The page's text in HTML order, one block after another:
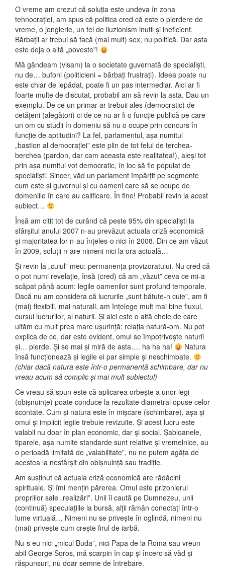
O vreme am crezut că soluția este undeva în zona
tehnocrației, am spus că politica cred că este o pierdere de
vreme, o jonglerie, un fel de iluzionism inutil și ineficient.
Bărbații ar trebui să facă (mai mult) sex, nu politică. Dar asta
este deja o altă „poveste”!
Mă gândeam (visam) la o societate guvernată de specialiști,
nu de… bufoni (politicieni = bărbați frustrați). Ideea poate nu
este chiar de lepădat, poate fi un pas intermediar. Aici ar fi
foarte multe de discutat, probabil am să revin la asta. Dau un
exemplu. De ce un primar ar trebuii ales (democratic) de
cetățeni (alegători) ci de ce nu ar fi o funcție publică pe care
un om cu studii în domeniu să nu o ocupe prin concurs în
funcție de aptitudini? La fel, parlamentul, așa numitul
„bastion al democrației” este plin de tot felul de terchea-
berchea (pardon, dar cam aceasta este realitatea!), aleși tot
prin așa numitul vot democratic, în loc să fie populat de
specialiști. Sincer, văd un parlament împărțit pe segmente
cum este și guvernul și cu oameni care să se ocupe de
domeniile în care au calificare. În fine! Probabil revin la acest
subiect…
Însă am citit tot de curând că peste 95% din specialiști la
sfârșitul anului 2007 n-au prevăzut actuala criză economică
și majoritatea lor n-au înțeles-o nici în 2008. Din ce am văzut
în 2009, soluții n-are nimeni nici la ora actuală…
Și revin la „cuiul” meu: permanența provizoratului. Nu cred că
o pot numi revelație, însă (cred) că am „văzut” ceva ce mi-a
scăpat până acum: legile oamenilor sunt profund temporale.
Dacă nu am considera că lucrurile „sunt bătute-n cuie”, am fi
(mai) flexibili, mai naturali, am înțelege mult mai bine fluxul,
cursul lucrurilor, al naturii. Și aici este o altă cheie de care
uităm cu mult prea mare ușurință: relația natură-om. Nu pot
explica de ce, dar este evident, omul se împotrivește naturii
și… pierde. Și se mai și miră de asta…. ha ha ha!
Natura
însă funcționează și legile ei par simple și neschimbate.
(chiar dacă natura este într-o permanentă schimbare, dar nu
vreau acum să complic și mai mult subiectul)
Ce vreau să spun este că aplicarea orbește a unor legi
(obișnuințe) poate conduce la rezultate diametral opuse celor
scontate. Cum și natura este în mișcare (schimbare), așa și
omul și implicit legile trebuie revizuite. Și acest lucru este
valabil nu doar în plan economic, dar și social. Șabloanele,
tiparele, așa numite standarde sunt relative și vremelnice, au
o perioadă limitată de „valabilitate”, nu ne putem agăța de
acestea la nesfârșit din obișnuință sau tradiție.
Am susținut că actuala criză economică are rădăcini
spirituale. Și îmi mențin părerea. Omul este prizonierul
propriilor sale „realizări”. Unii îl caută pe Dumnezeu, unii
(continuă) speculațiile la bursă, alții rămân conectați într-o
lume virtuală… Nimeni nu se privește în oglindă, nimeni nu
(mai) privește cum crește firul de iarbă.
Nu-s eu nici „micul Buda”, nici Papa de la Roma sau vreun
abil George Soros, mă scarpin în cap și încerc să văd și
răspunsuri, nu doar semne de întrebare.